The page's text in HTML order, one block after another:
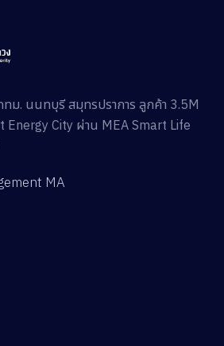
ทม. นนทบุรี สมุทรปราการ ลูกค้า 3.5M
Energy City ผ่าน MEA Smart Life
MA